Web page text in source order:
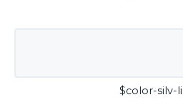
$color-silv-